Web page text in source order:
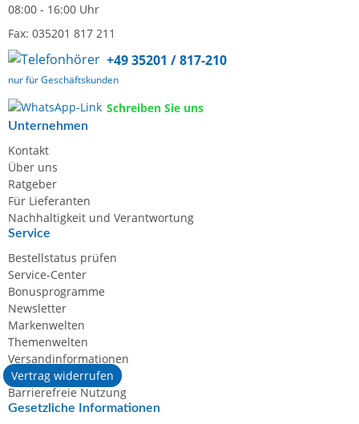
08:00 - 16:00 Uhr
Fax: 035201 817 211
+49 35201 / 817-210
nur für Geschäftskunden
Schreiben Sie uns
Unternehmen
Kontakt
Über uns
Ratgeber
Für Lieferanten
Nachhaltigkeit und Verantwortung
Service
Bestellstatus prüfen
Service-Center
Bonusprogramme
Newsletter
Markenwelten
Themenwelten
Versandinformationen
Vertrag widerrufen
Barrierefreie Nutzung
Gesetzliche Informationen